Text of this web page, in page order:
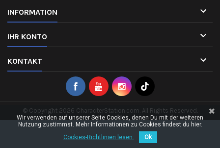
INFORMATION 
IHR KONTO 
KONTAKT 
© Copyright 2026 CharacterStation.com. All Rights Reserved.
Wir verwenden auf unserer Seite Cookies, denen Du mit der weiteren
Nutzung zustimmst. Mehr Informationen zu Cookies findest du hier.
Cookies-Richtlinien lesen.
Ok